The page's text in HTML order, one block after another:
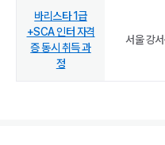
바리스타 1급
+SCA 인터 자격
증 동시 취득 과
정
서울 강